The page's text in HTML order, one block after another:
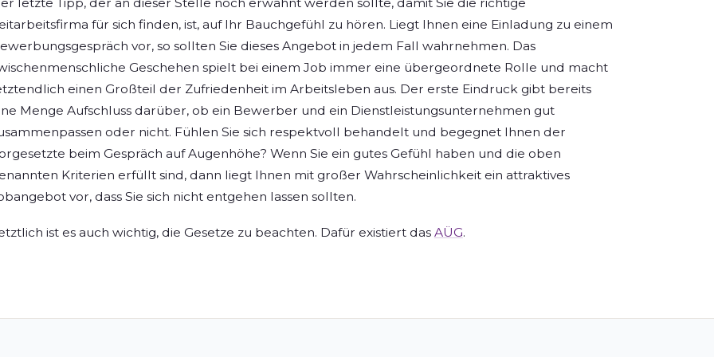
letzte Tipp, der an dieser Stelle noch erwähnt werden sollte, damit Sie die richtige
für sich finden, ist, auf Ihr Bauchgefühl zu hören. Liegt Ihnen eine Einladung zu einem
vor, so sollten Sie dieses Angebot in jedem Fall wahrnehmen. Das
Geschehen spielt bei einem Job immer eine übergeordnete Rolle und macht
einen Großteil der Zufriedenheit im Arbeitsleben aus. Der erste Eindruck gibt bereits
Menge Aufschluss darüber, ob ein Bewerber und ein Dienstleistungsunternehmen gut
oder nicht. Fühlen Sie sich respektvoll behandelt und begegnet Ihnen der
beim Gespräch auf Augenhöhe? Wenn Sie ein gutes Gefühl haben und die oben
Kriterien erfüllt sind, dann liegt Ihnen mit großer Wahrscheinlichkeit ein attraktives
vor, dass Sie sich nicht entgehen lassen sollten.
ist es auch wichtig, die Gesetze zu beachten. Dafür existiert das AÜG.